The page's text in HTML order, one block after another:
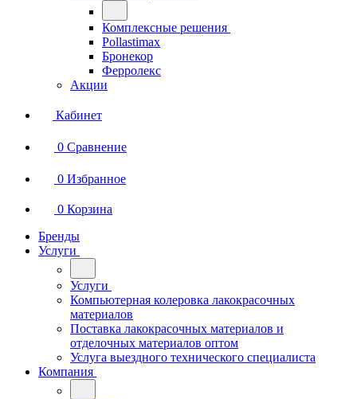
Комплексные решения
Pollastimax
Бронекор
Ферролекс
Акции
Кабинет
0 Сравнение
0 Избранное
0 Корзина
Бренды
Услуги
Услуги
Компьютерная колеровка лакокрасочных
материалов
Поставка лакокрасочных материалов и
отделочных материалов оптом
Услуга выездного технического специалиста
Компания